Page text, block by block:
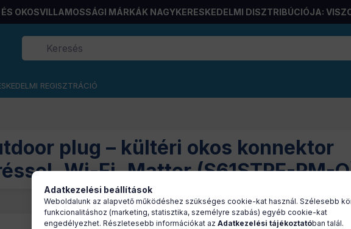
OKOSVILLAMOSSÁGI MÁRKÁK NAGYKERESKEDELMI DISZTRIBÚCIÓJA:
REGISZTRÁCIÓ
plug – kültéri okos konnektor
Wi-Fi, Matter (S61STPF-PM-
Adatkezelési beállítások
Weboldalunk az alapvető működéshez szükséges cookie-kat használ. Szélesebb
funkcionalitáshoz (marketing, statisztika, személyre szabás) egyéb cookie-kat
engedélyezhet. Részletesebb információkat az Adatkezelési tájékoztatóban talál.